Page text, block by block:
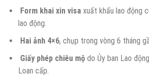
Form khai xin visaxuất khẩu lao động
lao động.
Hai ảnh 4×6, chụp trong vòng 6 tháng
Giấy phép chiêu mộdo Ủy ban Lao
Loan cấp.